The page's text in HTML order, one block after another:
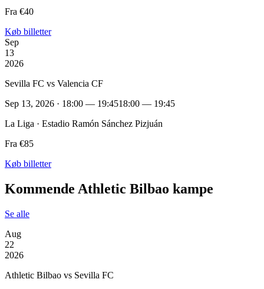
Fra €40
Køb billetter
Sep
13
2026
Sevilla FC vs Valencia CF
Sep 13, 2026 · 18:00 — 19:4518:00 — 19:45
La Liga · Estadio Ramón Sánchez Pizjuán
Fra €85
Køb billetter
Kommende Athletic Bilbao kampe
Se alle
Aug
22
2026
Athletic Bilbao vs Sevilla FC